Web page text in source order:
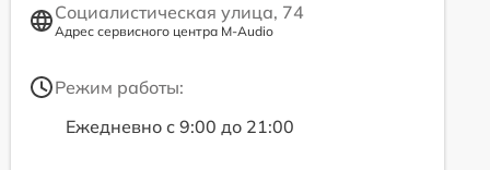
Социалистическая улица, 74
Адрес сервисного центра M-Audio
Режим работы:
Ежедневно с 9:00 до 21:00